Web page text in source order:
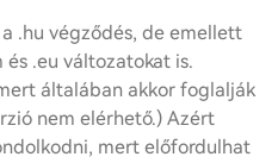
.hu végződés, de emellett
és .eu változatokat is.
általában akkor foglalják
nem elérhető.) Azért
mert előfordulhat